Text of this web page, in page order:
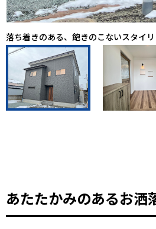
落ち着きのある、飽きのこないスタイ
あたたかみのあるお洒